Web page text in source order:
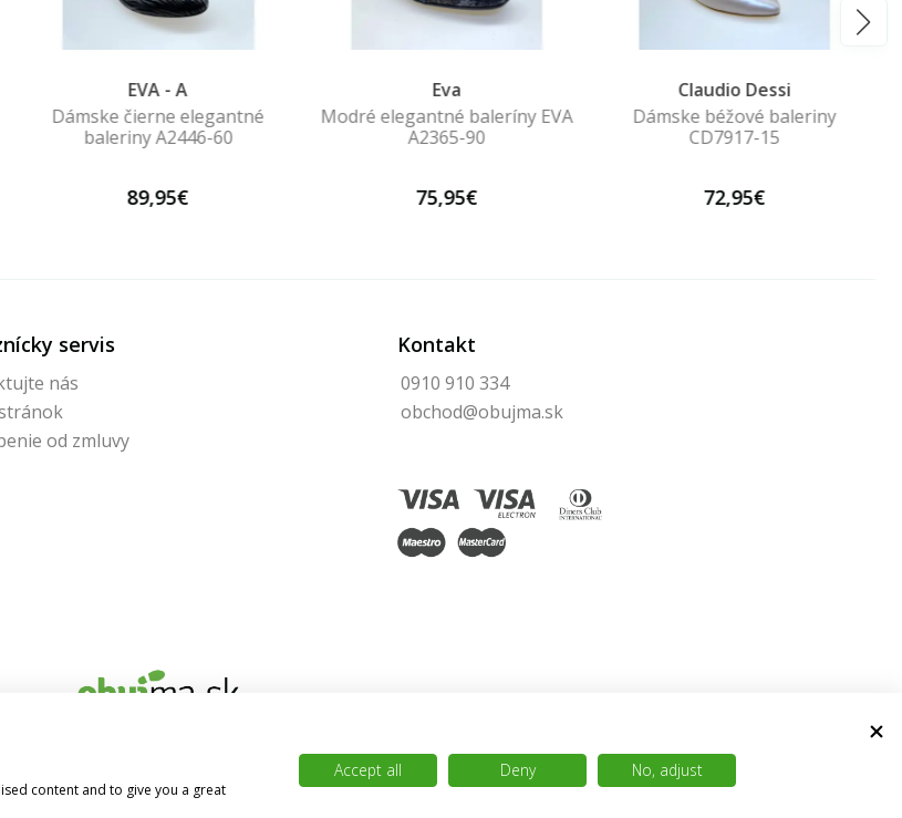
EVA - A
Dámske čierne elegantné
baleriny A2446-60
89,95€
Eva
Modré elegantné baleríny EVA
A2365-90
75,95€
Claudio Dessi
Dámske béžové baleriny
CD7917-15
72,95€
servis
nás
od zmluvy
Kontakt
0910 910 334
obchod@obujma.sk
VytvorilBAJAN
content and to give you a great
Accept all Deny No, adjust